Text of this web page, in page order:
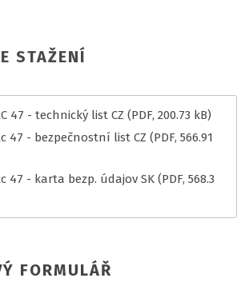
STAŽENÍ
47 - technický list CZ (PDF, 200.73 kB)
47 - bezpečnostní list CZ (PDF, 566.91
47 - karta bezp. údajov SK (PDF, 568.3
FORMULÁŘ